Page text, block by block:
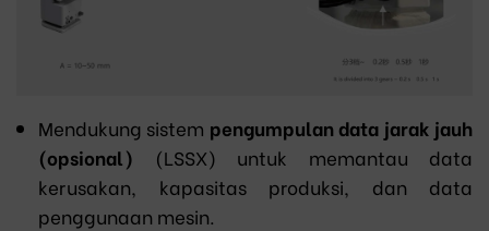
Mendukung sistem pengumpulan data jarak jauh
(opsional) (LSSX) untuk memantau data
kerusakan, kapasitas produksi, dan data
penggunaan mesin.